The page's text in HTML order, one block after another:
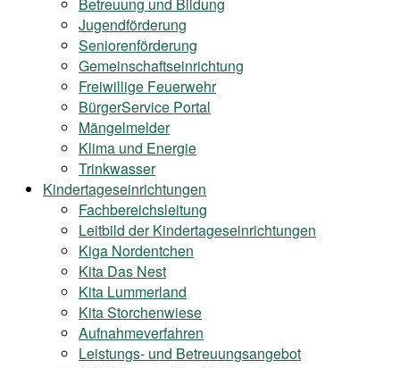
Jugendförderung
Seniorenförderung
Gemeinschaftseinrichtung
Freiwillige Feuerwehr
BürgerService Portal
Mängelmelder
Klima und Energie
Trinkwasser
Kindertageseinrichtungen
Fachbereichsleitung
Leitbild der Kindertageseinrichtungen
Kiga Nordentchen
Kita Das Nest
Kita Lummerland
Kita Storchenwiese
Aufnahmeverfahren
Leistungs- und Betreuungsangebot